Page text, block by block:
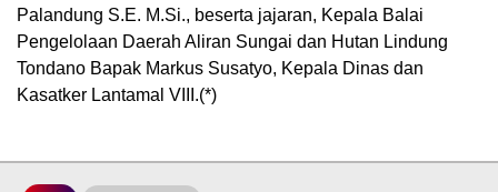
Palandung S.E. M.Si., beserta jajaran, Kepala Balai
Pengelolaan Daerah Aliran Sungai dan Hutan Lindung
Tondano Bapak Markus Susatyo, Kepala Dinas dan
Kasatker Lantamal VIII.(*)